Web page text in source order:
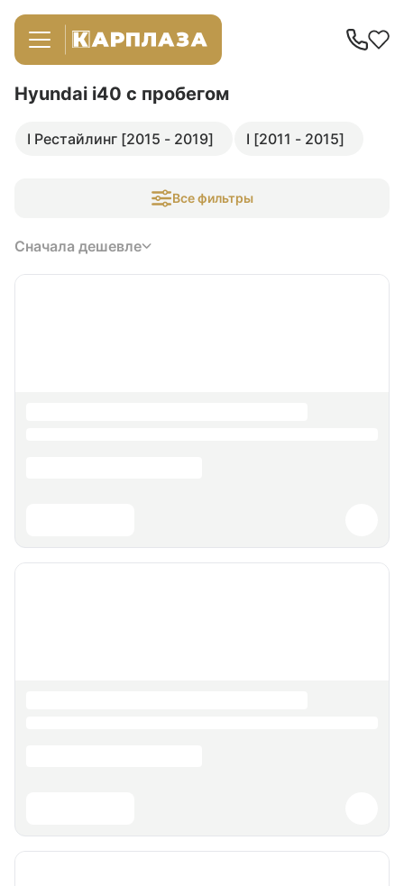
Hyundai i40 с пробегом
I Рестайлинг [2015 - 2019] I [2011 - 2015]
Все фильтры
Сначала дешевле